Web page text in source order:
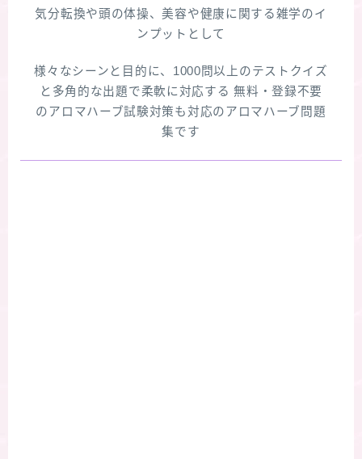
気分転換や頭の体操、美容や健康に関する雑学のイ
ンプットとして
様々なシーンと目的に、1000問以上のテストクイズ
と多角的な出題で柔軟に対応する 無料・登録不要
のアロマハーブ試験対策も対応のアロマハーブ問題
集です